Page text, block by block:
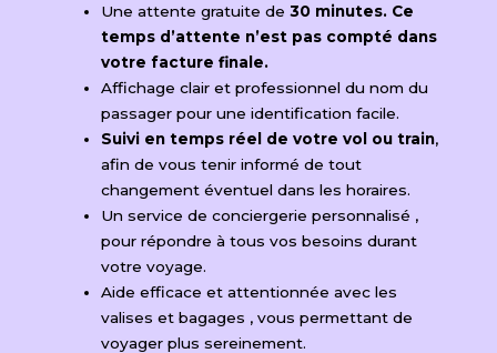
Une attente gratuite de30 minutes. Ce
temps d’attente n’est pas compté dans
votre facture finale.
Affichage clair et professionnel du nom du
passager pour une identification facile.
Suivi en temps réel de votre vol ou train,
afin de vous tenir informé de tout
changement éventuel dans les horaires.
Un service de conciergerie personnalisé ​,
pour répondre à tous vos besoins durant
votre voyage.
Aide efficace et attentionnée avec les
valises et bagages ​, vous permettant de
voyager plus sereinement.